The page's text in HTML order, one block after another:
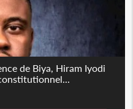
de Biya, Hiram Iyodi